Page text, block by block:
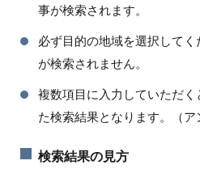
事が検索されます。
必ず目的の地域を選択して
が検索されません。
複数項目に入力していただ
た検索結果となります。（ア
検索結果の見方